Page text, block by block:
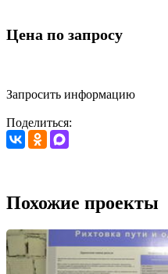
Цена по запросу
Запросить информацию
Поделиться:
Похожие проекты